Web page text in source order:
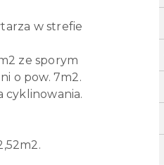
w strefie
ze sporym
o pow. 7m2.
cyklinowania.